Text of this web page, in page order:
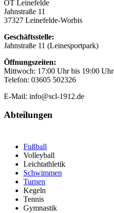
OT Leinefelde
Jahnstraße 11
37327 Leinefelde-Worbis
Geschäftsstelle:
Jahnstraße 11 (Leinesportpark)
Öffnungszeiten:
Mittwoch: 17:00 Uhr bis 19:00 Uhr
Telefon: 03605 502326
E-Mail: info@scl-1912.de
Abteilungen
Fußball
Volleyball
Leichtathletik
Schwimmen
Turnen
Kegeln
Tennis
Gymnastik